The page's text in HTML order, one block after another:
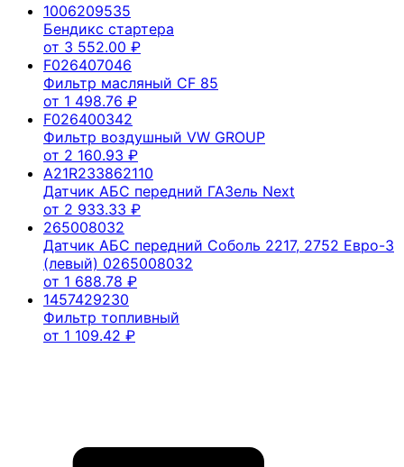
1006209535
Бендикс стартера
от 3 552.00 ₽
F026407046
Фильтр масляный CF 85
от 1 498.76 ₽
F026400342
Фильтр воздушный VW GROUP
от 2 160.93 ₽
A21R233862110
Датчик АБС передний ГАЗель Next
от 2 933.33 ₽
265008032
Датчик АБС передний Соболь 2217, 2752 Евро-3
(левый) 0265008032
от 1 688.78 ₽
1457429230
Фильтр топливный
от 1 109.42 ₽